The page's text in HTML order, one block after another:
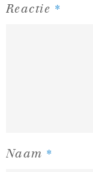
Reactie *
Naam *